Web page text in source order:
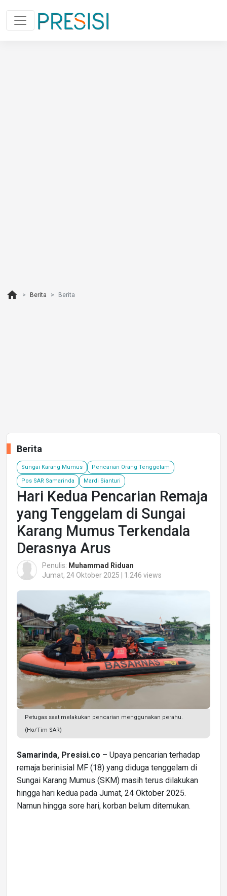
home Berita Berita
Berita
Sungai Karang Mumus Pencarian Orang Tenggelam
Pos SAR Samarinda Mardi Sianturi
Hari Kedua Pencarian Remaja
yang Tenggelam di Sungai
Karang Mumus Terkendala
Derasnya Arus
Penulis: Muhammad Riduan
Jumat, 24 Oktober 2025 | 1.246 views
Petugas saat melakukan pencarian menggunakan perahu.
(Ho/Tim SAR)
Samarinda, Presisi.co – Upaya pencarian terhadap
remaja berinisial MF (18) yang diduga tenggelam di
Sungai Karang Mumus (SKM) masih terus dilakukan
hingga hari kedua pada Jumat, 24 Oktober 2025.
Namun hingga sore hari, korban belum ditemukan.